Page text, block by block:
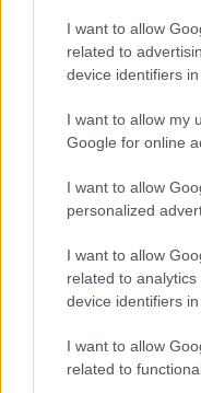
I want to allow
related to
device identifiers in
I want to allow my
Google for online
I want to allow
personalized
I want to allow
related to
device identifiers in
I want to allow
related to
különböző
lehetősége: Horváth
című darabjában
játszott, a Kern
pedig Sztálint
Számos filmben,
a legnagyobb
alakítás, amely
című sorozat
amivel megbíztak,